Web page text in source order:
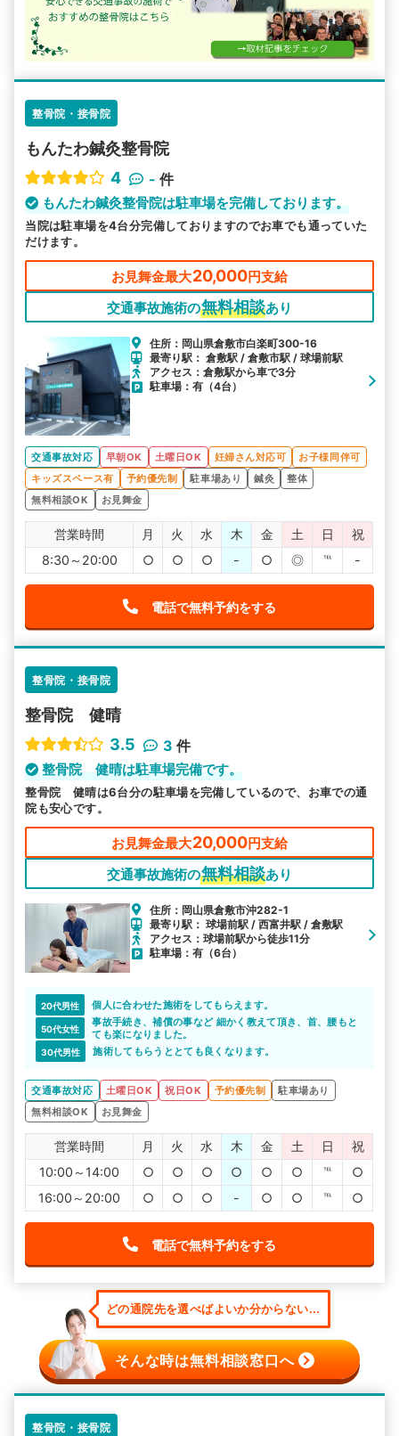
整骨院・接骨院
もんたわ鍼灸整骨院
4
- 件
もんたわ鍼灸整骨院は駐車場を完備しております。
当院は駐車場を4台分完備しておりますのでお車でも通っていた
だけます。
お見舞金最大20,000円支給
交通事故施術の無料相談あり
住所：岡山県倉敷市白楽町300-16
最寄り駅： 倉敷駅 / 倉敷市駅 / 球場前駅
アクセス：倉敷駅から車で3分
駐車場：有（4台）
交通事故対応 早朝OK 土曜日OK 妊婦さん対応可
お子様同伴可
キッズスペース有
予約優先制 駐車場あり 鍼灸
整体
無料相談OK
お見舞金
営業時間 月 火 水 木 金 土 日
祝
8:30～20:00
○ ○ ○ - ○ ◎ ℡ -
電話で無料予約をする
整骨院・接骨院
整骨院 健晴
3.5
3 件
整骨院 健晴は駐車場完備です。
整骨院 健晴は6台分の駐車場を完備しているので、お車での通
院も安心です。
お見舞金最大20,000円支給
交通事故施術の無料相談あり
住所：岡山県倉敷市沖282-1
最寄り駅： 球場前駅 / 西富井駅 / 倉敷駅
アクセス：球場前駅から徒歩11分
駐車場：有（6台）
20代男性 個人に合わせた施術をしてもらえます。
50代女性
事故手続き、補償の事など 細かく教えて頂き、首、腰もと
ても楽になりました。
30代男性 施術してもらうととても良くなります。
交通事故対応 土曜日OK 祝日OK 予約優先制
駐車場あり
無料相談OK
お見舞金
営業時間 月 火 水 木 金 土 日
祝
10:00～14:00
○ ○ ○ ○ ○ ○ ℡
○
16:00～20:00
○ ○ ○ - ○ ○ ℡ ○
電話で無料予約をする
どの通院先を選べばよいか分からない...
そんな時は無料相談窓口へ
整骨院・接骨院